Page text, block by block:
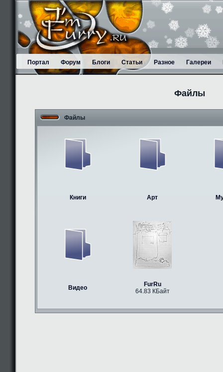
Портал Форум Блоги Статьи Разное Галереи
Файлы
Файлы
Книги Арт
Видео
FurRu
64.83 КБайт